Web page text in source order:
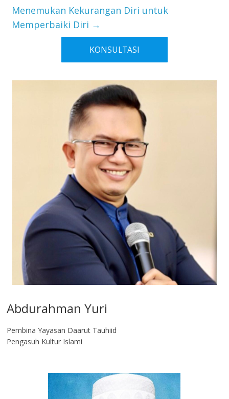
Menemukan Kekurangan Diri untuk
Memperbaiki Diri →
KONSULTASI
Abdurahman Yuri
Pembina Yayasan Daarut Tauhiid
Pengasuh Kultur Islami